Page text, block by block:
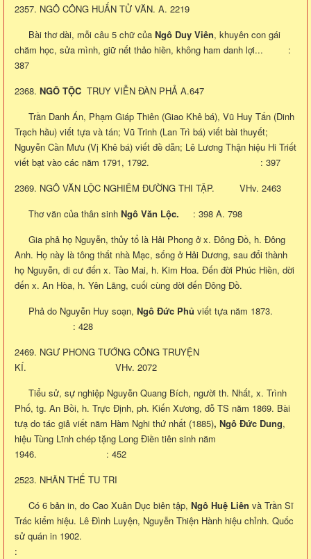
2357. NGÔ CÔNG HUẤN TỬ VĂN. A. 2219
Bài thơ dài, mỗi câu 5 chữ của Ngô Duy Viên, khuyên con gái
chăm học, sửa mình, giữ nết thảo hiền, không ham danh lợi... :
387
2368. NGÔ TỘC TRUY VIỄN ĐÀN PHẢ A.647
Trần Danh Án, Phạm Giáp Thiên (Giao Khê bá), Vũ Huy Tấn (Dinh
Trạch hầu) viết tựa và tán; Vũ Trinh (Lan Trì bá) viết bài thuyết;
Nguyễn Cần Mưu (Vị Khê bá) viết đề dẫn; Lê Lương Thận hiệu Hi Triết
viết bạt vào các năm 1791, 1792. : 397
2369. NGÔ VĂN LỘC NGHIÊM ĐƯỜNG THI TẬP. VHv. 2463
Thơ văn của thân sinh Ngô Văn Lộc.
: 398 A. 798
Gia phả họ Nguyễn, thủy tổ là Hải Phong ở x. Đông Đồ, h. Đông
Anh. Họ này là tông thất nhà Mạc, sống ở Hải Dương, sau đổi thành
họ Nguyễn, di cư đến x. Tào Mai, h. Kim Hoa. Đến đời Phúc Hiền, dời
đến x. An Hòa, h. Yên Lãng, cuối cùng dời đến Đông Đồ.
Phả do Nguyễn Huy soạn, Ngô Đức Phủ viết tựa năm 1873.
: 428
2469. NGƯ PHONG TƯỚNG CÔNG TRUYỆN
KÍ. VHv. 2072
Tiểu sử, sự nghiệp Nguyễn Quang Bích, người th. Nhất, x. Trình
Phố, tg. An Bồi, h. Trực Định, ph. Kiến Xương, đỗ TS năm 1869. Bài
tưạ do tác giả viết năm Hàm Nghi thứ nhất (1885), Ngô Đức Dung,
hiệu Tùng Lĩnh chép tặng Long Điền tiên sinh năm
1946. : 452
2523. NHÂN THẾ TU TRI
Có 6 bản in, do Cao Xuân Dục biên tập, Ngô Huệ Liên và Trần Sĩ
Trác kiểm hiệu. Lê Đình Luyện, Nguyễn Thiện Hành hiệu chỉnh. Quốc
sử quán in 1902.
: